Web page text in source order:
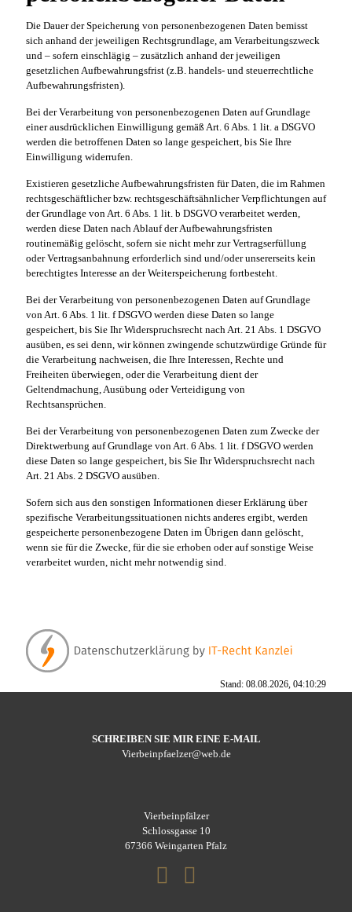
Die Dauer der Speicherung von personenbezogenen Daten bemisst
sich anhand der jeweiligen Rechtsgrundlage, am Verarbeitungszweck
und – sofern einschlägig – zusätzlich anhand der jeweiligen
gesetzlichen Aufbewahrungsfrist (z.B. handels- und steuerrechtliche
Aufbewahrungsfristen).
Bei der Verarbeitung von personenbezogenen Daten auf Grundlage
einer ausdrücklichen Einwilligung gemäß Art. 6 Abs. 1 lit. a DSGVO
werden die betroffenen Daten so lange gespeichert, bis Sie Ihre
Einwilligung widerrufen.
Existieren gesetzliche Aufbewahrungsfristen für Daten, die im Rahmen
rechtsgeschäftlicher bzw. rechtsgeschäftsähnlicher Verpflichtungen auf
der Grundlage von Art. 6 Abs. 1 lit. b DSGVO verarbeitet werden,
werden diese Daten nach Ablauf der Aufbewahrungsfristen
routinemäßig gelöscht, sofern sie nicht mehr zur Vertragserfüllung
oder Vertragsanbahnung erforderlich sind und/oder unsererseits kein
berechtigtes Interesse an der Weiterspeicherung fortbesteht.
Bei der Verarbeitung von personenbezogenen Daten auf Grundlage
von Art. 6 Abs. 1 lit. f DSGVO werden diese Daten so lange
gespeichert, bis Sie Ihr Widerspruchsrecht nach Art. 21 Abs. 1 DSGVO
ausüben, es sei denn, wir können zwingende schutzwürdige Gründe für
die Verarbeitung nachweisen, die Ihre Interessen, Rechte und
Freiheiten überwiegen, oder die Verarbeitung dient der
Geltendmachung, Ausübung oder Verteidigung von
Rechtsansprüchen.
Bei der Verarbeitung von personenbezogenen Daten zum Zwecke der
Direktwerbung auf Grundlage von Art. 6 Abs. 1 lit. f DSGVO werden
diese Daten so lange gespeichert, bis Sie Ihr Widerspruchsrecht nach
Art. 21 Abs. 2 DSGVO ausüben.
Sofern sich aus den sonstigen Informationen dieser Erklärung über
spezifische Verarbeitungssituationen nichts anderes ergibt, werden
gespeicherte personenbezogene Daten im Übrigen dann gelöscht,
wenn sie für die Zwecke, für die sie erhoben oder auf sonstige Weise
verarbeitet wurden, nicht mehr notwendig sind.
Stand: 08.08.2026, 04:10:29
SCHREIBEN SIE MIR EINE E-MAIL
Vierbeinpfaelzer@web.de
Vierbeinpfälzer
Schlossgasse 10
67366 Weingarten Pfalz